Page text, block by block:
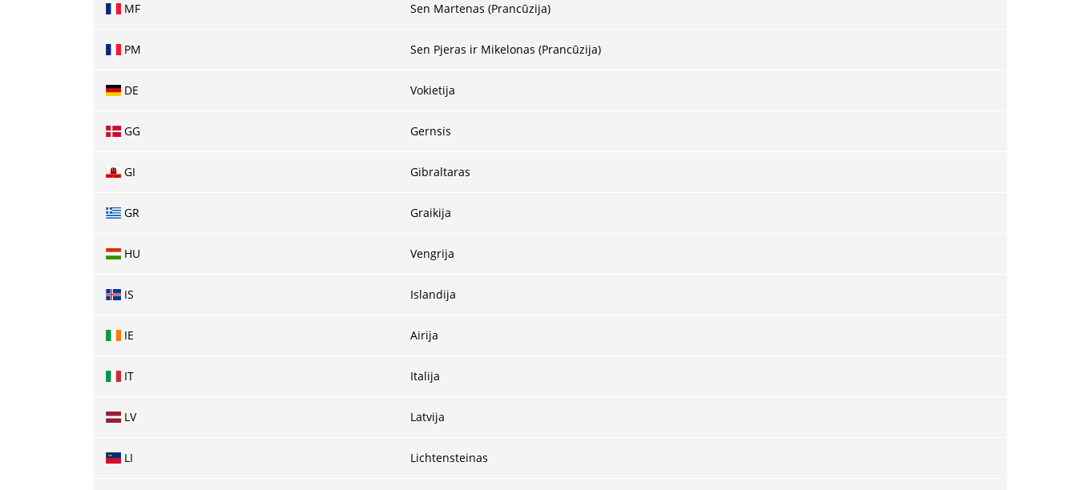
MF Sen Martenas (Prancūzija)
PM Sen Pjeras ir Mikelonas (Prancūzija)
DE Vokietija
GG Gernsis
GI Gibraltaras
GR Graikija
HU Vengrija
IS Islandija
IE Airija
IT Italija
LV Latvija
LI Lichtensteinas